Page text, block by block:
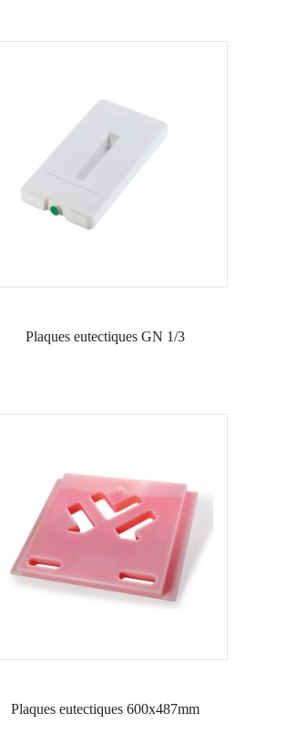
Plaques eutectiques GN 1/3
Plaques eutectiques 600x487mm